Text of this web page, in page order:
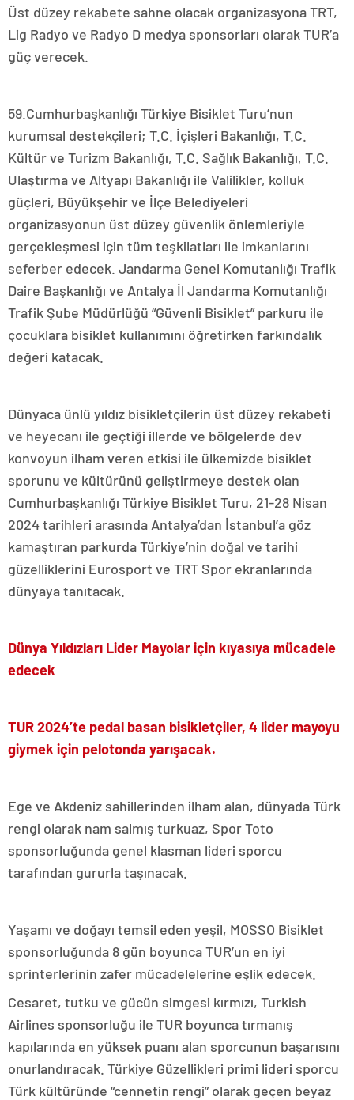
Üst düzey rekabete sahne olacak organizasyona TRT,
Lig Radyo ve Radyo D medya sponsorları olarak TUR’a
güç verecek.
59.Cumhurbaşkanlığı Türkiye Bisiklet Turu’nun
kurumsal destekçileri; T.C. İçişleri Bakanlığı, T.C.
Kültür ve Turizm Bakanlığı, T.C. Sağlık Bakanlığı, T.C.
Ulaştırma ve Altyapı Bakanlığı ile Valilikler, kolluk
güçleri, Büyükşehir ve İlçe Belediyeleri
organizasyonun üst düzey güvenlik önlemleriyle
gerçekleşmesi için tüm teşkilatları ile imkanlarını
seferber edecek. Jandarma Genel Komutanlığı Trafik
Daire Başkanlığı ve Antalya İl Jandarma Komutanlığı
Trafik Şube Müdürlüğü “Güvenli Bisiklet” parkuru ile
çocuklara bisiklet kullanımını öğretirken farkındalık
değeri katacak.
Dünyaca ünlü yıldız bisikletçilerin üst düzey rekabeti
ve heyecanı ile geçtiği illerde ve bölgelerde dev
konvoyun ilham veren etkisi ile ülkemizde bisiklet
sporunu ve kültürünü geliştirmeye destek olan
Cumhurbaşkanlığı Türkiye Bisiklet Turu, 21-28 Nisan
2024 tarihleri arasında Antalya’dan İstanbul’a göz
kamaştıran parkurda Türkiye’nin doğal ve tarihi
güzelliklerini Eurosport ve TRT Spor ekranlarında
dünyaya tanıtacak.
Dünya Yıldızları Lider Mayolar için kıyasıya mücadele
edecek
TUR 2024’te pedal basan bisikletçiler, 4 lider mayoyu
giymek için pelotonda yarışacak.
Ege ve Akdeniz sahillerinden ilham alan, dünyada Türk
rengi olarak nam salmış turkuaz, Spor Toto
sponsorluğunda genel klasman lideri sporcu
tarafından gururla taşınacak.
Yaşamı ve doğayı temsil eden yeşil, MOSSO Bisiklet
sponsorluğunda 8 gün boyunca TUR’un en iyi
sprinterlerinin zafer mücadelelerine eşlik edecek.
Cesaret, tutku ve gücün simgesi kırmızı, Turkish
Airlines sponsorluğu ile TUR boyunca tırmanış
kapılarında en yüksek puanı alan sporcunun başarısını
onurlandıracak. Türkiye Güzellikleri primi lideri sporcu
Türk kültüründe “cennetin rengi” olarak geçen beyaz